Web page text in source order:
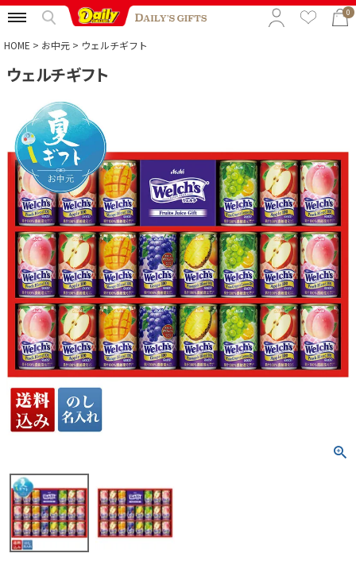
0
特集から選ぶ
予算から選ぶ
カテゴリから選ぶ
贈る相手から選ぶ
HOME お中元 ウェルチギフト
ウェルチギフト